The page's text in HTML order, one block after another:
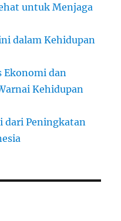
untuk Menjaga
dalam Kehidupan
dan
Kehidupan
dari Peningkatan